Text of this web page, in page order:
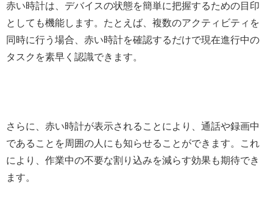
赤い時計は、デバイスの状態を簡単に把握するための目印
としても機能します。たとえば、複数のアクティビティを
同時に行う場合、赤い時計を確認するだけで現在進行中の
タスクを素早く認識できます。
さらに、赤い時計が表示されることにより、通話や録画中
であることを周囲の人にも知らせることができます。これ
により、作業中の不要な割り込みを減らす効果も期待でき
ます。